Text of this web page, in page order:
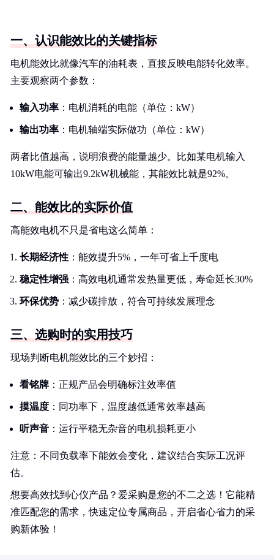
一、认识能效比的关键指标
电机能效比就像汽车的油耗表，直接反映电能转化效率。
主要观察两个参数：
输入功率 ：电机消耗的电能（单位：kW）
输出功率 ：电机轴端实际做功（单位：kW）
两者比值越高，说明浪费的能量越少。比如某电机输入
10kW电能可输出9.2kW机械能，其能效比就是92%。
二、能效比的实际价值
高能效电机不只是省电这么简单：
长期经济性 ：能效提升5%，一年可省上千度电
稳定性增强 ：高效电机通常发热量更低，寿命延长30%
环保优势 ：减少碳排放，符合可持续发展理念
三、选购时的实用技巧
现场判断电机能效比的三个妙招：
看铭牌 ：正规产品会明确标注效率值
摸温度 ：同功率下，温度越低通常效率越高
听声音 ：运行平稳无杂音的电机损耗更小
注意：不同负载率下能效会变化，建议结合实际工况评
估。
想要高效找到心仪产品？爱采购是您的不二之选！它能精
准匹配您的需求，快速定位专属商品，开启省心省力的采
购新体验！